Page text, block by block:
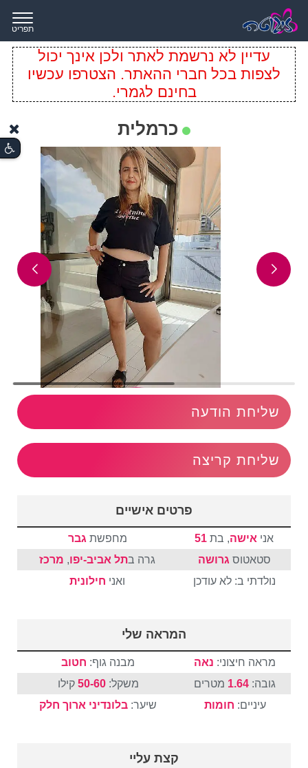
תפריט
עדיין לא נרשמת לאתר ולכן אינך יכול
לצפות בכל חברי ההאתר. הצטרפו עכשיו
בחינם לגמרי.
כרמלית
שליחת הודעה
שליחת קריצה
פרטים אישיים
אני אישה, בת 51 מחפשת גבר
סטאטוס גרושה גרה בתל אביב-יפו, מרכז
נולדתי ב: לא עודכן
ואני חילונית
המראה שלי
מראה חיצוני: נאה מבנה גוף: חטוב
גובה: 1.64 מטרים משקל:50-60 קילו
עיניים: חומות שיער: בלונדיני ארוך חלק
קצת עליי